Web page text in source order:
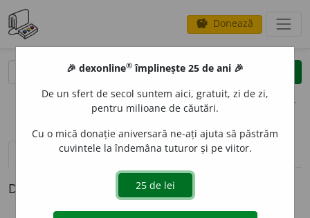
savings Donează
clear
opțiuni
definiții (1) pronunțievolume_up (30)
Definiția cu ID-ul 54563:
🎉 dexonline® împlinește 25 de ani 🎉
De un sfert de secol suntem aici, gratuit, zi de zi,
pentru milioane de căutări.
Cu o mică donație aniversară ne-ați ajuta să păstrăm
cuvintele la îndemâna tuturor și pe viitor.